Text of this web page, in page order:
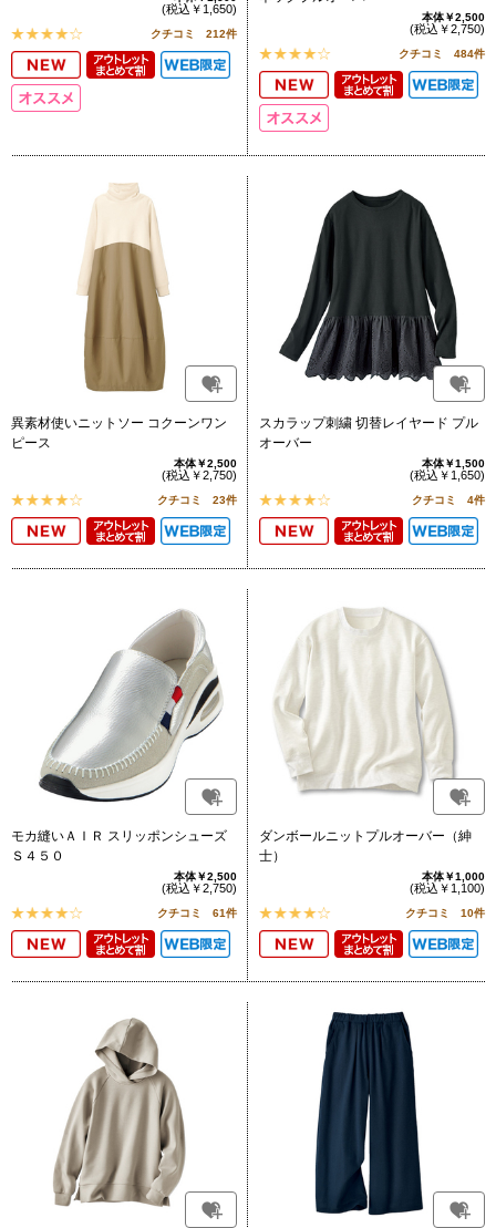
(税込￥1,650)
クチコミ 212件
本体￥2,500
(税込￥2,750)
クチコミ 484件
異素材使いニットソー コクーンワン
ピース
本体￥2,500
(税込￥2,750)
クチコミ 23件
スカラップ刺繍 切替レイヤード プル
オーバー
本体￥1,500
(税込￥1,650)
クチコミ 4件
モカ縫いＡＩＲ スリッポンシューズ
Ｓ４５０
本体￥2,500
(税込￥2,750)
クチコミ 61件
ダンボールニットプルオーバー（紳
士）
本体￥1,000
(税込￥1,100)
クチコミ 10件